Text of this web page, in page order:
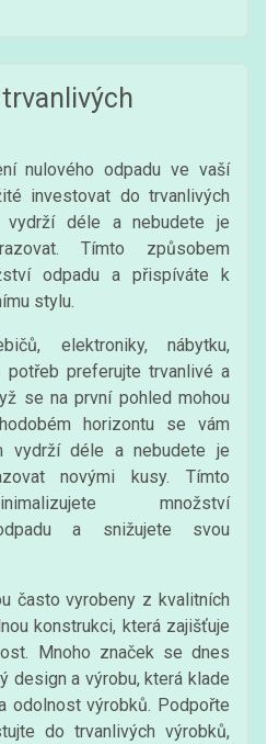
nulového odpadu ve vaší
investovat do trvanlivých
vydrží déle a nebudete je
Tímto způsobem
odpadu a přispíváte k
stylu.
elektroniky, nábytku,
potřeb preferujte trvanlivé a
se na první pohled mohou
horizontu se vám
vydrží déle a nebudete je
novými kusy. Tímto
množství
a snižujete svou
často vyrobeny z kvalitních
konstrukci, která zajišťuje
Mnoho značek se dnes
design a výrobu, která klade
odolnost výrobků. Podpořte
do trvanlivých výrobků,